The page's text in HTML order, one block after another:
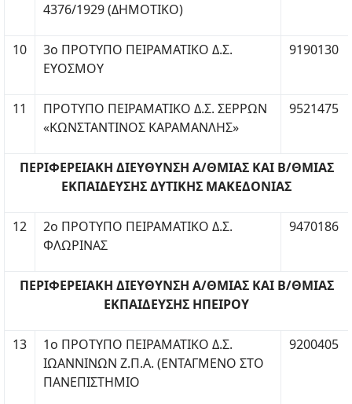
4376/1929 (ΔΗΜΟΤΙΚΟ)
10
3ο ΠΡΟΤΥΠΟ ΠΕΙΡΑΜΑΤΙΚΟ Δ.Σ.
ΕΥΟΣΜΟΥ
9190130
11
ΠΡΟΤΥΠΟ ΠΕΙΡΑΜΑΤΙΚΟ Δ.Σ. ΣΕΡΡΩΝ
«ΚΩΝΣΤΑΝΤΙΝΟΣ ΚΑΡΑΜΑΝΛΗΣ»
9521475
ΠΕΡΙΦΕΡΕΙΑΚΗ ΔΙΕΥΘΥΝΣΗ Α/ΘΜΙΑΣ ΚΑΙ Β/ΘΜΙΑΣ
ΕΚΠΑΙΔΕΥΣΗΣ ΔΥΤΙΚΗΣ ΜΑΚΕΔΟΝΙΑΣ
12
2ο ΠΡΟΤΥΠΟ ΠΕΙΡΑΜΑΤΙΚΟ Δ.Σ.
ΦΛΩΡΙΝΑΣ
9470186
ΠΕΡΙΦΕΡΕΙΑΚΗ ΔΙΕΥΘΥΝΣΗ Α/ΘΜΙΑΣ ΚΑΙ Β/ΘΜΙΑΣ
ΕΚΠΑΙΔΕΥΣΗΣ ΗΠΕΙΡΟΥ
13
1ο ΠΡΟΤΥΠΟ ΠΕΙΡΑΜΑΤΙΚΟ Δ.Σ.
ΙΩΑΝΝΙΝΩΝ Ζ.Π.Α. (ΕΝΤΑΓΜΕΝΟ ΣΤΟ
ΠΑΝΕΠΙΣΤΗΜΙΟ
9200405